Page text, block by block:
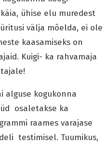
ühise elu muredest
välja mõelda, ei ole
kaasamiseks on
Kuigi- ka rahvamaja
alguse kogukonna
osaletakse ka
raames varajase
testimisel. Tuumikus,